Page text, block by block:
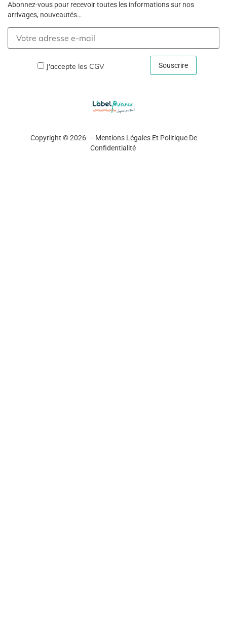
Abonnez-vous pour recevoir toutes les informations sur nos
arrivages, nouveautés…
J'accepte les CGV
Copyright © 2026 – Mentions Légales Et Politique De
Confidentialité